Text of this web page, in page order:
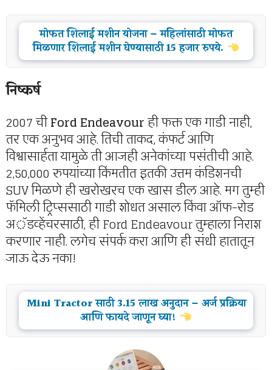
मोफत शिलाई मशीन योजना – महिलांसाठी मोफत
मिळणार शिलाई मशीन घेण्यासाठी 15 हजार रुपये.
निष्कर्ष
2007 चीFord Endeavourही फक्त एक गाडी नाही,
तर एक अनुभव आहे. तिची ताकद, कंफर्ट आणि
विश्वासार्हता यामुळे ती आजही अनेकांच्या पसंतीची आहे.
2,50,000 रुपयांच्या किंमतीत इतकी उत्तम कंडिशनची
SUV मिळणे ही खरोखरच एक खास डील आहे. मग तुम्ही
फॅमिली ट्रिप्ससाठी गाडी शोधत असाल किंवा ऑफ-रोड
अॅडव्हेंचरसाठी, ही Ford Endeavour तुम्हाला निराश
करणार नाही. लगेच संपर्क करा आणि ही संधी हातातून
जाऊ देऊ नका!
Mini Tractor साठी 3.15 लाख अनुदान – अर्ज प्रक्रिया
आणि फायदे जाणून घ्या!